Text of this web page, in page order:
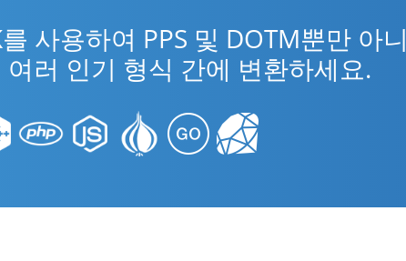
사용하여 PPS 및 DOTM뿐만 아니
러 인기 형식 간에 변환하세요.